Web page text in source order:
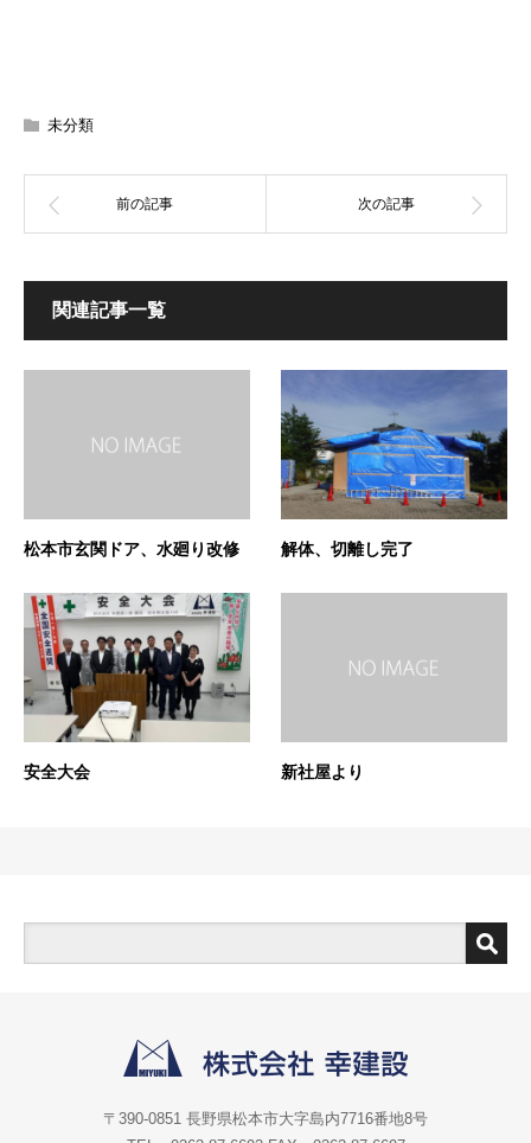
未分類
関連記事一覧
松本市玄関ドア、水廻り改修 解体、切離し完了
安全大会 新社屋より
〒390-0851 長野県松本市大字島内7716番地8号